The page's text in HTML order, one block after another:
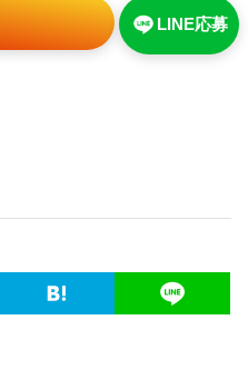
LINE応募